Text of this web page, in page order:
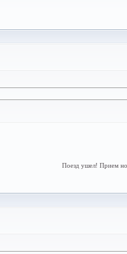
Поезд ушел! Прием